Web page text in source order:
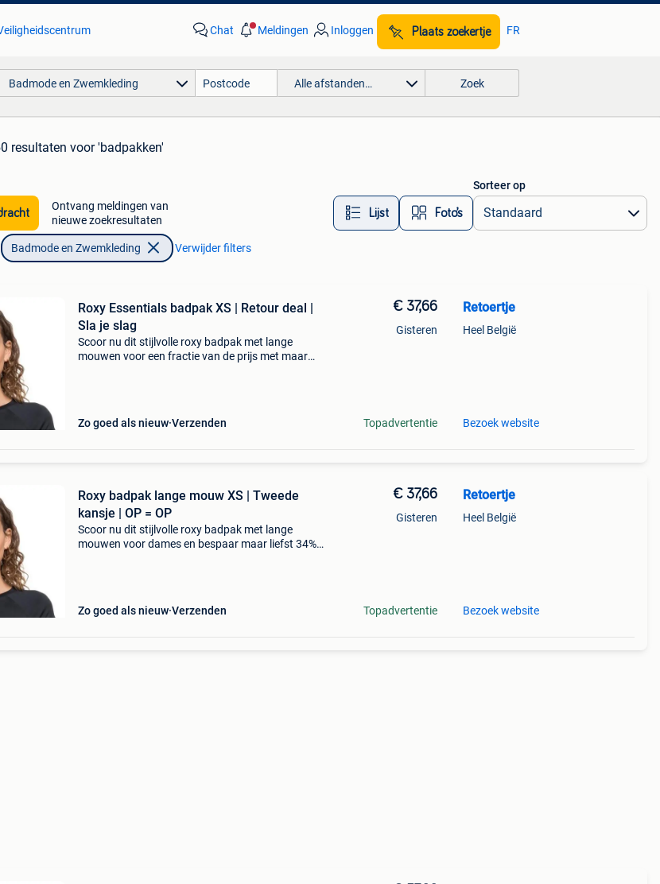
Chat Meldingen Inloggen Plaats zoekertje FR
Badmode en Zwemkleding Alle afstanden… Zoek
resultaten voor 'badpakken'
Ontvang meldingen van
nieuwe zoekresultaten
Lijst Foto’s
Sorteer op
Badmode en Zwemkleding Verwijder filters
Roxy Essentials badpak XS | Retour deal |
Sla je slag
Scoor nu dit stijlvolle roxy badpak met lange
mouwen voor een fractie van de prijs met maar
Zo goed als nieuw Verzenden
€ 37,66
Gisteren
Topadvertentie
Retoertje
Heel België
Bezoek website
Roxy badpak lange mouw XS | Tweede
kansje | OP = OP
Scoor nu dit stijlvolle roxy badpak met lange
mouwen voor dames en bespaar maar liefst 34%
Zo goed als nieuw Verzenden
€ 37,66
Gisteren
Topadvertentie
Retoertje
Heel België
Bezoek website